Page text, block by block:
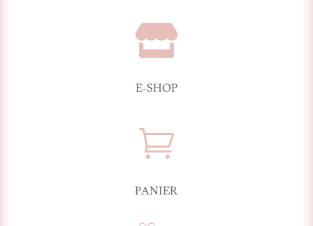

E-SHOP

PANIER